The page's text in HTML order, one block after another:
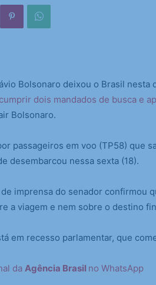
Bolsonaro deixou o Brasil
cumprir dois mandados de busca e
Bolsonaro.
passageiros em voo (TP58) que
desembarcou nessa sexta (18).
imprensa do senador confirmou
a viagem e nem sobre o destino
em recesso parlamentar, que
da Agência Brasil no WhatsApp